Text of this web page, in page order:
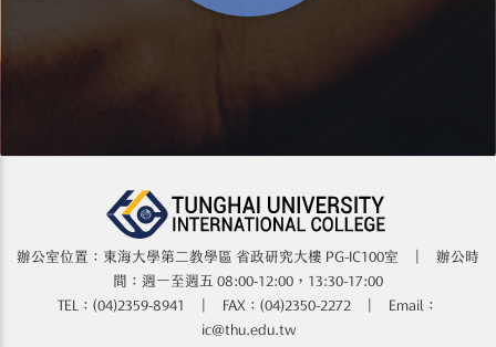
辦公室位置：東海大學第二教學區 省政研究大樓​​​​ PG-IC100室 | 辦公時
間：週一至週五 08:00-12:00，13:30-17:00
TEL：(04)2359-8941 | FAX：(04)2350-2272 | Email：
ic@thu.edu.tw